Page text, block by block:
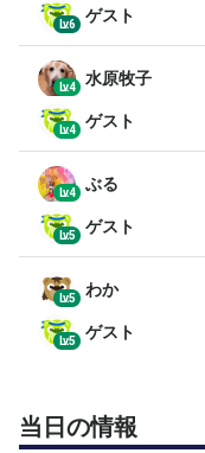
1ブロック4ペア
ン (エントリー数
♥順位別対決
２つのブロックの
全試合６ゲーム先
ャッジ
【ドロー発表】
当日の発表になり
【キャンセル料】
開催日前週の水曜
前日、当日は100％
【エントリー受付】
9:30 プレーできる
Lv.6 ゲスト
Lv.4 水原牧子
Lv.4 ゲスト
Lv.4 ぶる
Lv.5 ゲスト
Lv.5 わか
Lv.5 ゲスト
当日の情報